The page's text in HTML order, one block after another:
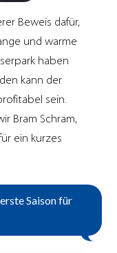
Beweis dafür,
und warme
haben
kann der
sein.
Bram Schram,
ein kurzes
Saison für